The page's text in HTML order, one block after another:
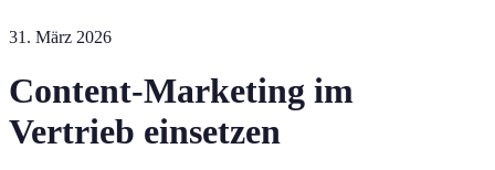
31. März 2026
Content-Marketing im
Vertrieb einsetzen